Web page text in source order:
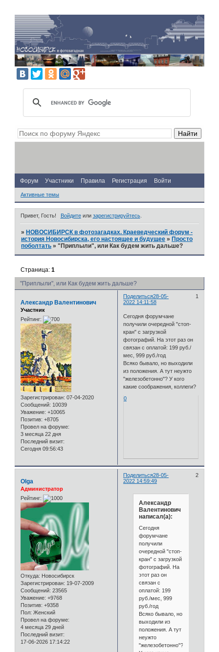
Форум Участники Правила Регистрация Войти
Активные темы
Привет, Гость! Войдитеили зарегистрируйтесь.
» НОВОСИБИРСК в фотозагадках. Краеведческий форум -
история Новосибирска, его настоящее и будущее » Просто
поболтать »"Приплыли", или Как будем жить дальше?
"Приплыли", или Как будем жить дальше?
Страница:1
Поделиться 1
28-05-
2022 14:11:58
Александр Валентинович
Участник
Рейтинг:
Зарегистрирован: 07-04-2020
Сообщений: 10039
Уважение: +10065
Позитив: +8705
Провел на форуме:
3 месяца 22 дня
Последний визит:
Сегодня 09:56:43
Сегодня форумчане
получили очередной "стоп-
кран" с загрузкой
фотографий. На этот раз он
связан с оплатой: 199 руб./
мес, 999 руб./год
Всяко бывало, но выходили
из положения. А тут неужто
"железобетонно"? У кого
какие соображения, коллеги?
0
Поделиться 2
28-05-
2022 14:59:49
Olga
Администратор
Рейтинг:
Откуда: Новосибирск
Зарегистрирован: 19-07-2009
Сообщений: 23565
Уважение: +9768
Позитив: +9358
Пол: Женский
Провел на форуме:
4 месяца 29 дней
Последний визит:
17-06-2026 17:14:22
Александр
Валентинович
написал(а):
Сегодня
форумчане
получили
очередной "стоп-
кран" с загрузкой
фотографий. На
этот раз он
связан с
оплатой: 199
руб./мес, 999
руб./год
Всяко бывало, но
выходили из
положения. А тут
неужто
"железобетонно"?